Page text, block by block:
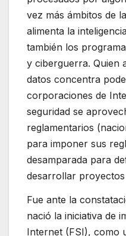
vez más ámbitos de
alimenta la
también los
y ciberguerra. Quien
datos concentra
corporaciones de
seguridad se
reglamentarios
para imponer sus
desamparada para
desarrollar
Fue ante la
nació la iniciativa de
Internet (FSI), como